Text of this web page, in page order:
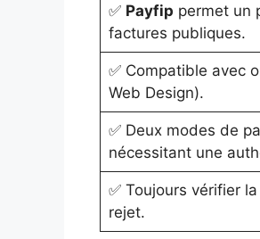
✅ Payfip permet un
factures publiques.
✅ Compatible avec
Web Design).
✅ Deux modes de
nécessitant une
✅ Toujours vérifier
rejet.